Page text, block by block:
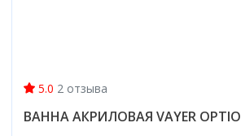
5.0 2 отзыва
ВАННА АКРИЛОВАЯ VAYER